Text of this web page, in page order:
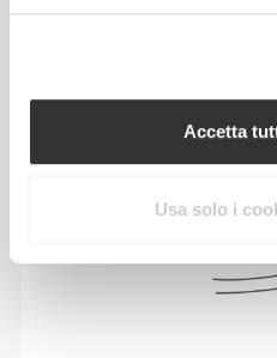
Accetta
Usa solo i
Muoversi comodamente
giorno, questo è il motto.